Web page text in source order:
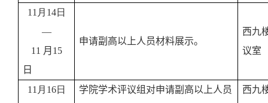
11 月 14日
—
11 月 15
日
申请副高以上人员材料展示。
西九
议室
11 月 16日
学院学术评议组对申请副高以上人员
西九